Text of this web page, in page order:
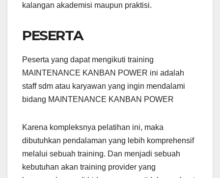
kalangan akademisi maupun praktisi.
PESERTA
Peserta yang dapat mengikuti training
MAINTENANCE KANBAN POWER ini adalah
staff sdm atau karyawan yang ingin mendalami
bidang MAINTENANCE KANBAN POWER
Karena kompleksnya pelatihan ini, maka
dibutuhkan pendalaman yang lebih komprehensif
melalui sebuah training. Dan menjadi sebuah
kebutuhan akan training provider yang